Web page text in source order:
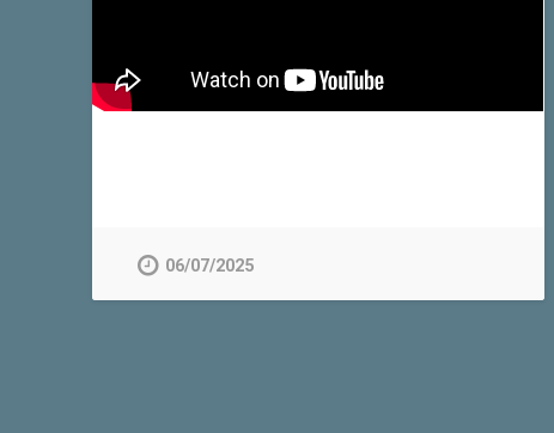
06/07/2025